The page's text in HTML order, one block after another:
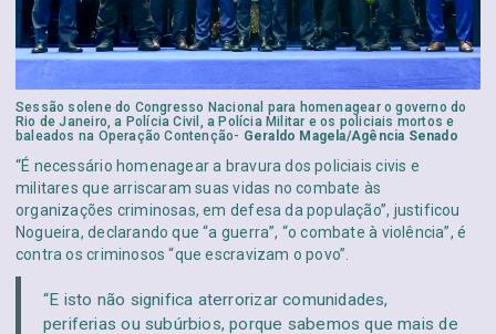
Sessão solene do Congresso Nacional para homenagear o governo do
Rio de Janeiro, a Polícia Civil, a Polícia Militar e os policiais mortos e
baleados na Operação Contenção- Geraldo Magela/Agência Senado
“É necessário homenagear a bravura dos policiais civis e
militares que arriscaram suas vidas no combate às
organizações criminosas, em defesa da população”, justificou
Nogueira, declarando que “a guerra”, “o combate à violência”, é
contra os criminosos “que escravizam o povo”.
“E isto não significa aterrorizar comunidades,
periferias ou subúrbios, porque sabemos que mais de